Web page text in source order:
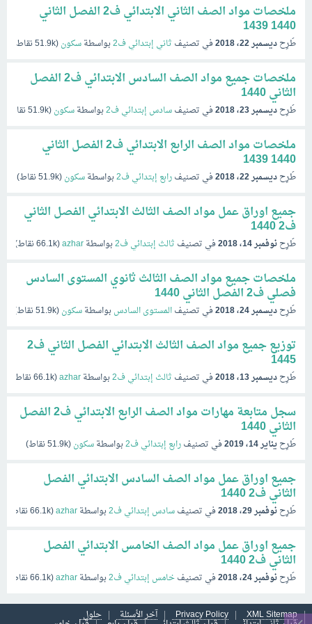
ملخصات مواد الصف الثاني الابتدائي ف2 الفصل الثاني
1440 1439
طُرِحديسمبر 22، 2018 في تصنيف ثاني إبتدائي ف2 بواسطةسكون(
51.9kنقاط)
ملخصات جميع مواد الصف السادس الابتدائي ف2 الفصل
الثاني 1440
طُرِحديسمبر 23، 2018 في تصنيفسادس إبتدائي ف2 بواسطةسكون(
51.9kنقاط)
ملخصات مواد الصف الرابع الابتدائي ف2 الفصل الثاني
1440 1439
طُرِحديسمبر 22، 2018 في تصنيفرابع إبتدائي ف2 بواسطةسكون(
51.9kنقاط)
جميع اوراق عمل مواد الصف الثالث الابتدائي الفصل الثاني
ف2 1440
طُرِحنوفمبر 14، 2018 في تصنيف ثالث إبتدائي ف2 بواسطةazhar
(
66.1kنقاط)
ملخصات جميع مواد الصف الثالث ثانوي المستوى السادس
فصلي ف2 الفصل الثاني 1440
طُرِحديسمبر 24، 2018 في تصنيفالمستوى السادسبواسطةسكون(
51.9kنقاط)
توزيع جميع مواد الصف الثالث الابتدائي الفصل الثاني ف2
1445
طُرِحديسمبر 13، 2018 في تصنيف ثالث إبتدائي ف2 بواسطةazhar
(
66.1kنقاط)
سجل متابعة مهارات مواد الصف الرابع الابتدائي ف2 الفصل
الثاني 1440
طُرِحيناير 14، 2019 في تصنيفرابع إبتدائي ف2 بواسطةسكون(
51.9kنقاط)
جميع اوراق عمل مواد الصف السادس الابتدائي الفصل
الثاني ف2 1440
طُرِحنوفمبر 29، 2018 في تصنيفسادس إبتدائي ف2 بواسطةazhar
(
66.1kنقاط)
جميع اوراق عمل مواد الصف الخامس الابتدائي الفصل
الثاني ف2 1440
طُرِحنوفمبر 24، 2018 في تصنيفخامس إبتدائي ف2 بواسطةazhar
(
66.1kنقاط)
XML Sitemap
Privacy Policy آخر الأسئلة حلول